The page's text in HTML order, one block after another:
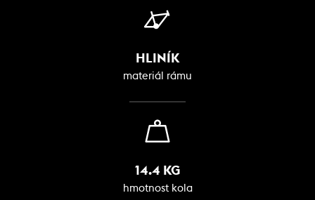
HLINÍK
materiál rámu
14.4 KG
hmotnost kola